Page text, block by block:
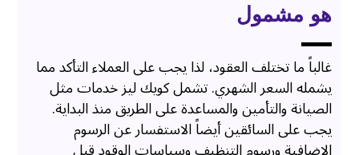
هو مشمول
غالباً ما تختلف العقود، لذا يجب على العملاء التأكد مما
يشمله السعر الشهري. تشمل كويك ليز خدمات مثل
الصيانة والتأمين والمساعدة على الطريق منذ البداية.
يجب على السائقين أيضاً الاستفسار عن الرسوم